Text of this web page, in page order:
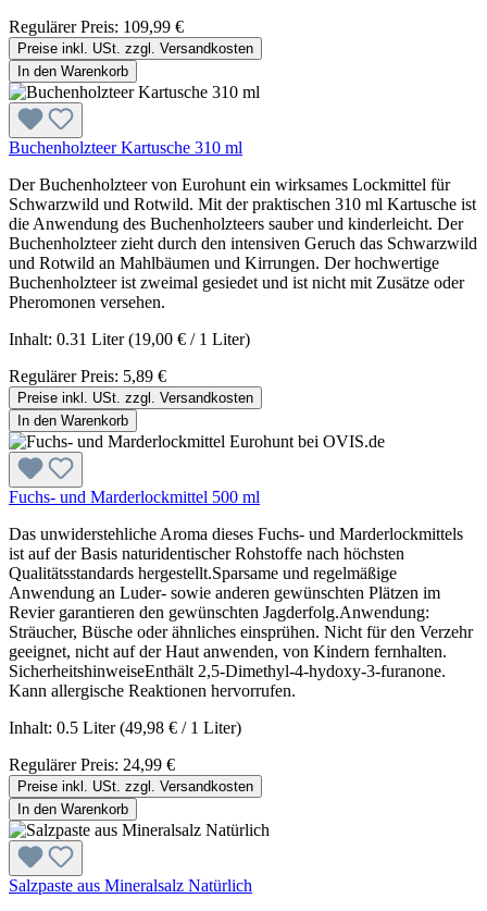
Regulärer Preis: 109,99 €
Preise inkl. USt. zzgl. Versandkosten
In den Warenkorb
Buchenholzteer Kartusche 310 ml
Der Buchenholzteer von Eurohunt ein wirksames Lockmittel für
Schwarzwild und Rotwild. Mit der praktischen 310 ml Kartusche ist
die Anwendung des Buchenholzteers sauber und kinderleicht. Der
Buchenholzteer zieht durch den intensiven Geruch das Schwarzwild
und Rotwild an Mahlbäumen und Kirrungen. Der hochwertige
Buchenholzteer ist zweimal gesiedet und ist nicht mit Zusätze oder
Pheromonen versehen.
Inhalt: 0.31 Liter(19,00 € / 1 Liter)
Regulärer Preis: 5,89 €
Preise inkl. USt. zzgl. Versandkosten
In den Warenkorb
Fuchs- und Marderlockmittel 500 ml
Das unwiderstehliche Aroma dieses Fuchs- und Marderlockmittels
ist auf der Basis naturidentischer Rohstoffe nach höchsten
Qualitätsstandards hergestellt.Sparsame und regelmäßige
Anwendung an Luder- sowie anderen gewünschten Plätzen im
Revier garantieren den gewünschten Jagderfolg.Anwendung:
Sträucher, Büsche oder ähnliches einsprühen. Nicht für den Verzehr
geeignet, nicht auf der Haut anwenden, von Kindern fernhalten.
SicherheitshinweiseEnthält 2,5-Dimethyl-4-hydoxy-3-furanone.
Kann allergische Reaktionen hervorrufen.
Inhalt: 0.5 Liter(49,98 € / 1 Liter)
Regulärer Preis: 24,99 €
Preise inkl. USt. zzgl. Versandkosten
In den Warenkorb
Salzpaste aus Mineralsalz Natürlich